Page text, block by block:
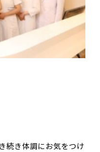
続き体調にお気をつけ